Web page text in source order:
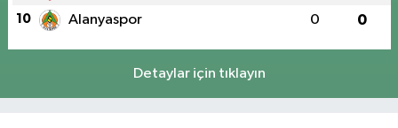
10 Alanyaspor 0 0
Detaylar için tıklayın